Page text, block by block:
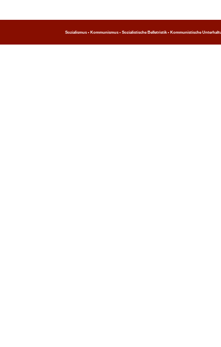
Sozialismus • Kommunismus • Sozialistische Belletristik • Kommunistische